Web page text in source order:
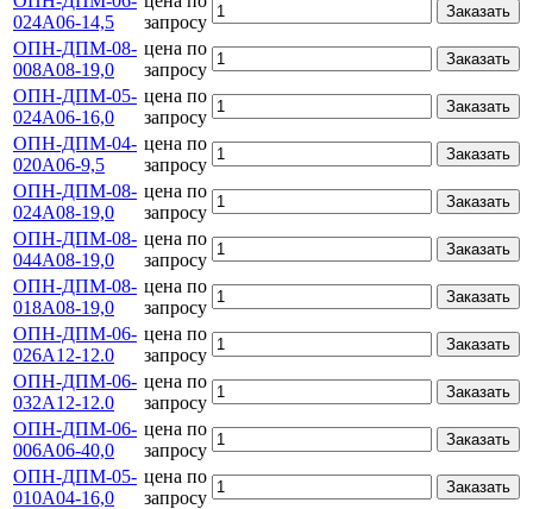
024А06-14,5
запросу
Заказать
ОПН-ДПМ-08-
008А08-19,0
цена по
запросу
Заказать
ОПН-ДПМ-05-
024А06-16,0
цена по
запросу
Заказать
ОПН-ДПМ-04-
020А06-9,5
цена по
запросу
Заказать
ОПН-ДПМ-08-
024А08-19,0
цена по
запросу
Заказать
ОПН-ДПМ-08-
044А08-19,0
цена по
запросу
Заказать
ОПН-ДПМ-08-
018А08-19,0
цена по
запросу
Заказать
ОПН-ДПМ-06-
026А12-12.0
цена по
запросу
Заказать
ОПН-ДПМ-06-
032А12-12.0
цена по
запросу
Заказать
ОПН-ДПМ-06-
006А06-40,0
цена по
запросу
Заказать
ОПН-ДПМ-05-
010А04-16,0
цена по
запросу
Заказать